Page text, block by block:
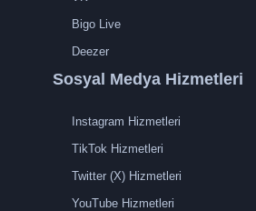
Bigo Live
Deezer
Sosyal Medya Hizmetleri
Instagram Hizmetleri
TikTok Hizmetleri
Twitter (X) Hizmetleri
YouTube Hizmetleri